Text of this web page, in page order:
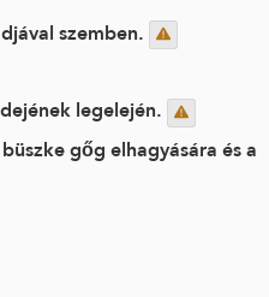
szemben.
legelején.
gőg elhagyására és a